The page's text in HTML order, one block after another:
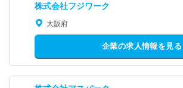
株式会社フジワーク
大阪府
企業の求人情報を見る